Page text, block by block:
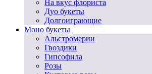
На вкус флориста
Дуо букеты
Долгоиграющие
Моно букеты
Альстромерии
Гвоздики
Гипсофила
Розы